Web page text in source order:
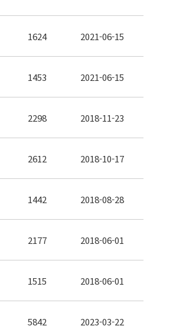
1624 2021-06-15
1453 2021-06-15
2298 2018-11-23
2612 2018-10-17
1442 2018-08-28
2177 2018-06-01
1515 2018-06-01
5842 2023-03-22